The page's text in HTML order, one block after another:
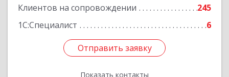
Клиентов на сопровождении
245
1С:Специалист
6
Отправить заявку
Показать контакты
Отправить заявку
Назад